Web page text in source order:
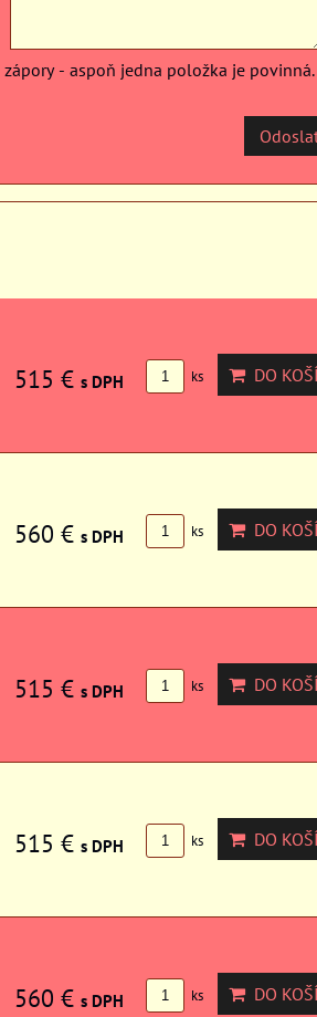
- aspoň jedna položka je povinná.
515 € s DPH ks DO
560 € s DPH ks DO
515 € s DPH ks DO
515 € s DPH ks DO
560 € s DPH ks DO